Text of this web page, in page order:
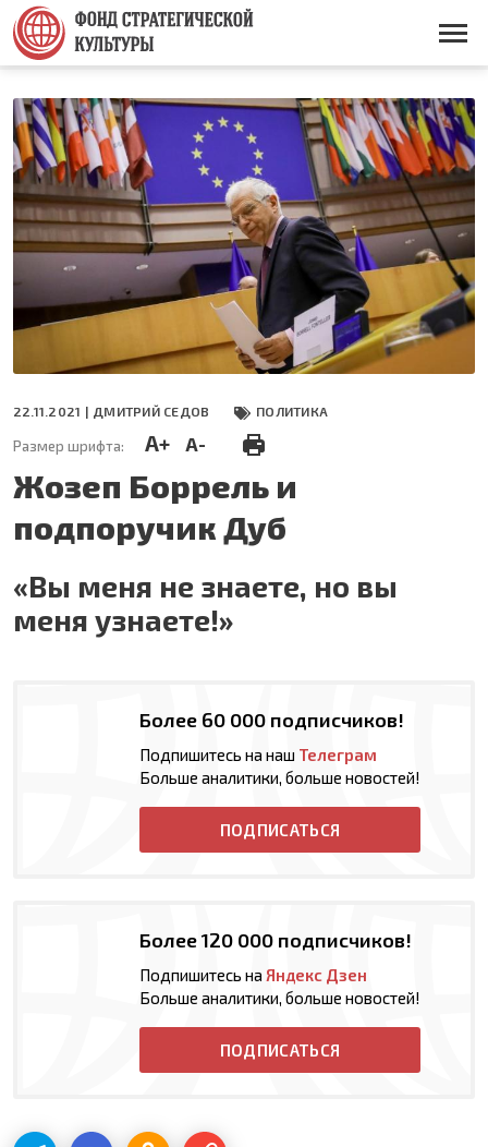
Перейти
основному
содержанию
Основная
22.11.2021 | ДМИТРИЙ СЕДОВ ПОЛИТИКА
Размер шрифта: A+ A-
Жозеп Боррель и
подпоручик Дуб
«Вы меня не знаете, но вы
меня узнаете!»
Более 60 000 подписчиков!
Подпишитесь на наш Телеграм
Больше аналитики, больше новостей!
ПОДПИСАТЬСЯ
Более 120 000 подписчиков!
Подпишитесь на Яндекс Дзен
Больше аналитики, больше новостей!
ПОДПИСАТЬСЯ